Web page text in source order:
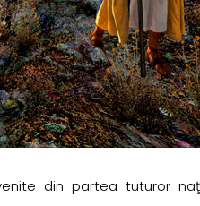
din partea tuturor